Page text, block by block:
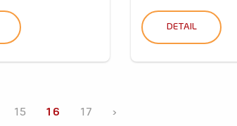
DETAIL
15 16 17 ›